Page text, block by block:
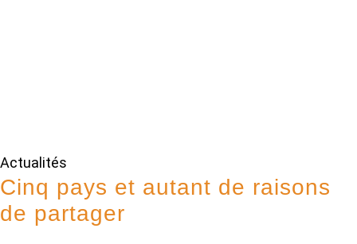
Actualités
Cinq pays et autant de raisons
de partager